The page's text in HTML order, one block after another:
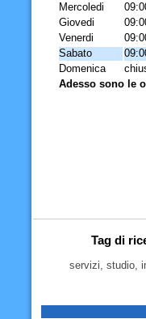
Mercoledi
Giovedi
Venerdi
Sabato
Domenica
Adesso sono le
Tag di
servizi, studio,